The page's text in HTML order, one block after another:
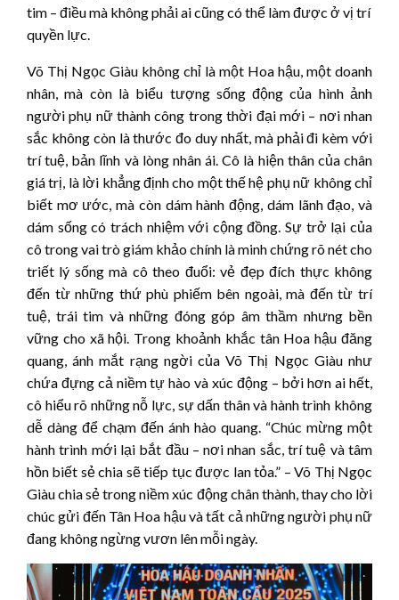
tim – điều mà không phải ai cũng có thể làm được ở vị trí
quyền lực.
Võ Thị Ngọc Giàu không chỉ là một Hoa hậu, một doanh
nhân, mà còn là biểu tượng sống động của hình ảnh
người phụ nữ thành công trong thời đại mới – nơi nhan
sắc không còn là thước đo duy nhất, mà phải đi kèm với
trí tuệ, bản lĩnh và lòng nhân ái. Cô là hiện thân của chân
giá trị, là lời khẳng định cho một thế hệ phụ nữ không chỉ
biết mơ ước, mà còn dám hành động, dám lãnh đạo, và
dám sống có trách nhiệm với cộng đồng. Sự trở lại của
cô trong vai trò giám khảo chính là minh chứng rõ nét cho
triết lý sống mà cô theo đuổi: vẻ đẹp đích thực không
đến từ những thứ phù phiếm bên ngoài, mà đến từ trí
tuệ, trái tim và những đóng góp âm thầm nhưng bền
vững cho xã hội. Trong khoảnh khắc tân Hoa hậu đăng
quang, ánh mắt rạng ngời của Võ Thị Ngọc Giàu như
chứa đựng cả niềm tự hào và xúc động – bởi hơn ai hết,
cô hiểu rõ những nỗ lực, sự dấn thân và hành trình không
dễ dàng để chạm đến ánh hào quang. “Chúc mừng một
hành trình mới lại bắt đầu – nơi nhan sắc, trí tuệ và tâm
hồn biết sẻ chia sẽ tiếp tục được lan tỏa.” – Võ Thị Ngọc
Giàu chia sẻ trong niềm xúc động chân thành, thay cho lời
chúc gửi đến Tân Hoa hậu và tất cả những người phụ nữ
đang không ngừng vươn lên mỗi ngày.